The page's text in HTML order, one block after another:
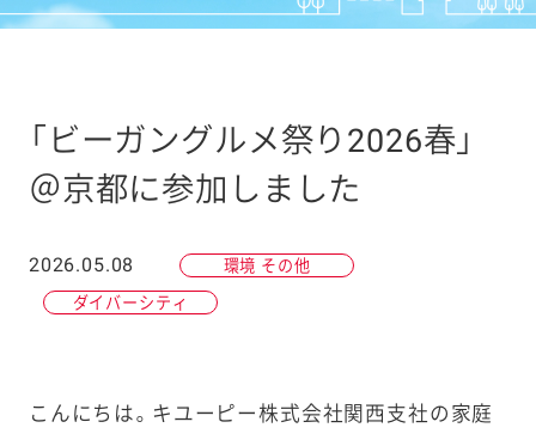
「ビーガングルメ祭り2026春」
＠京都に参加しました
2026.05.08 環境 その他
ダイバーシティ
こんにちは。キユーピー株式会社関西支社の家庭